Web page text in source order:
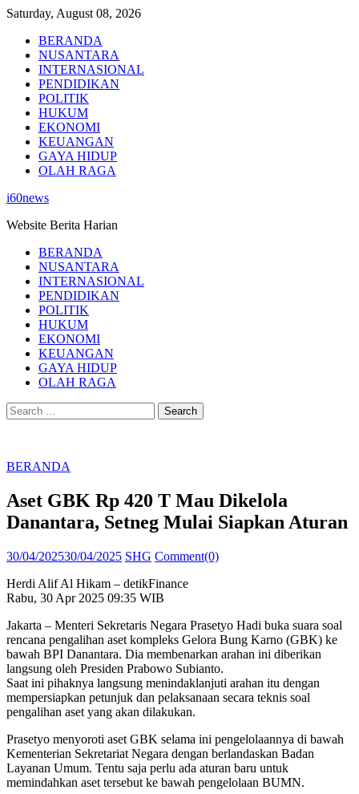
Skip
content
Saturday, August 08, 2026
BERANDA
NUSANTARA
INTERNASIONAL
PENDIDIKAN
POLITIK
HUKUM
EKONOMI
KEUANGAN
GAYA HIDUP
OLAH RAGA
i60news
Website Berita Harian
BERANDA
NUSANTARA
INTERNASIONAL
PENDIDIKAN
POLITIK
HUKUM
EKONOMI
KEUANGAN
GAYA HIDUP
OLAH RAGA
Search
for:
BERANDA
Aset GBK Rp 420 T Mau Dikelola
Danantara, Setneg Mulai Siapkan Aturan
Posted
30/04/202530/04/2025 Author
SHG Comment(0)
Herdi Alif Al Hikam – detikFinance
Rabu, 30 Apr 2025 09:35 WIB
Jakarta – Menteri Sekretaris Negara Prasetyo Hadi buka suara soal
rencana pengalihan aset kompleks Gelora Bung Karno (GBK) ke
bawah BPI Danantara. Dia membenarkan arahan ini diberikan
langsung oleh Presiden Prabowo Subianto.
Saat ini pihaknya langsung menindaklanjuti arahan itu dengan
mempersiapkan petunjuk dan pelaksanaan secara teknis soal
pengalihan aset yang akan dilakukan.
Prasetyo menyoroti aset GBK selama ini pengelolaannya di bawah
Kementerian Sekretariat Negara dengan berlandaskan Badan
Layanan Umum. Tentu saja perlu ada aturan baru untuk
memindahkan aset tersebut ke bawah pengelolaan BUMN.